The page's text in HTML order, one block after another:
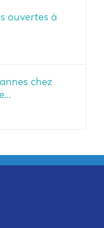
ouvertes à
chez